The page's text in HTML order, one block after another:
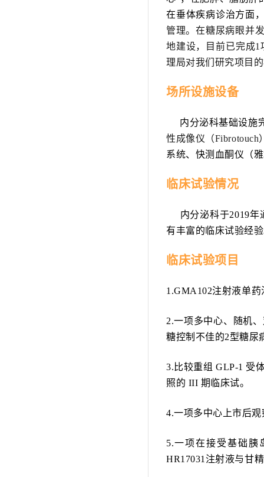
在垂体疾病诊治方面
管理。在糖尿病眼并
地建设，目前已完成
理局对我们研究项目
场所设施设备
内分泌科基础设施
性成像仪（
系统、快测血酮仪（
临床试验情况
内分泌科于2019年
有丰富的临床试验经
临床试验项目
1.GMA102注射液单
2.一项多中心、随机
糖控制不佳的2型糖尿
3.比较重组 GLP-1 受
照的 III 期临床试。
4.一项多中心上市后
5.一项在接受基础胰
HR17031注射液与甘